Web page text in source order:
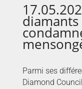
Parmi ses
Diamond